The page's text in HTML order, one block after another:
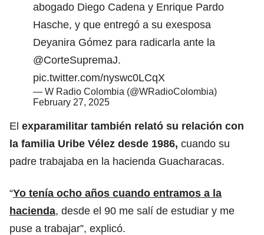
abogado Diego Cadena y Enrique Pardo
Hasche, y que entregó a su exesposa
Deyanira Gómez para radicarla ante la
@CorteSupremaJ.
pic.twitter.com/nyswc0LCqX
— W Radio Colombia (@WRadioColombia)
February 27, 2025
El exparamilitar también relató su relación con
la familia Uribe Vélez desde 1986, cuando su
padre trabajaba en la hacienda Guacharacas.
“Yo tenía ocho años cuando entramos a la
hacienda, desde el 90 me salí de estudiar y me
puse a trabajar”, explicó.